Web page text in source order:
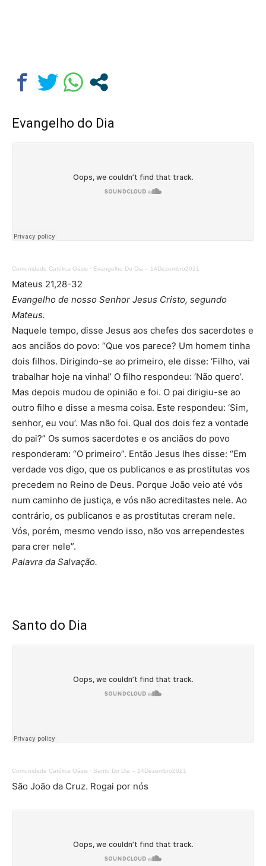
Evangelho do Dia
Comunidade Católica Oásis · Evangelho Do Dia – 14Dezembro2021
Mateus 21,28-32
Evangelho de nosso Senhor Jesus Cristo, segundo
Mateus.
Naquele tempo, disse Jesus aos chefes dos sacerdotes e
aos anciãos do povo: “Que vos parece? Um homem tinha
dois filhos. Dirigindo-se ao primeiro, ele disse: ‘Filho, vai
trabalhar hoje na vinha!’ O filho respondeu: ‘Não quero’.
Mas depois mudou de opinião e foi. O pai dirigiu-se ao
outro filho e disse a mesma coisa. Este respondeu: ‘Sim,
senhor, eu vou’. Mas não foi. Qual dos dois fez a vontade
do pai?” Os sumos sacerdotes e os anciãos do povo
responderam: “O primeiro”. Então Jesus lhes disse: “Em
verdade vos digo, que os publicanos e as prostitutas vos
precedem no Reino de Deus. Porque João veio até vós
num caminho de justiça, e vós não acreditastes nele. Ao
contrário, os publicanos e as prostitutas creram nele.
Vós, porém, mesmo vendo isso, não vos arrependestes
para crer nele”.
Palavra da Salvação.
Santo do Dia
Comunidade Católica Oásis · Santo Do Dia – 14Dezembro2021
São João da Cruz. Rogai por nós